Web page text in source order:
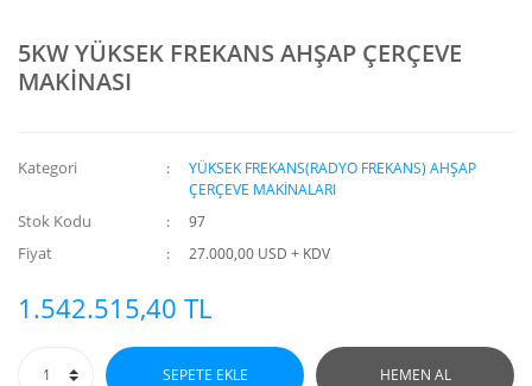
5KW YÜKSEK FREKANS AHŞAP ÇERÇEVE
MAKİNASI
Kategori
YÜKSEK FREKANS(RADYO FREKANS) AHŞAP
ÇERÇEVE MAKİNALARI
Stok Kodu 97
Fiyat 27.000,00 USD + KDV
1.542.515,40 TL
SEPETE EKLE HEMEN AL